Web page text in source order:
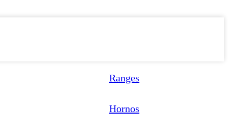
Ranges
Hornos